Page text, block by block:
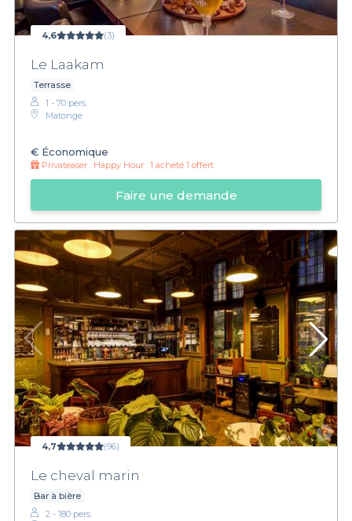
4,6 (3)
Le Laakam
Terrasse
1 - 70 pers.
Matonge
€ Économique
Privateaser : Happy Hour : 1 acheté 1 offert
Faire une demande
4,7 (96)
Le cheval marin
Bar à bière
2 - 180 pers.